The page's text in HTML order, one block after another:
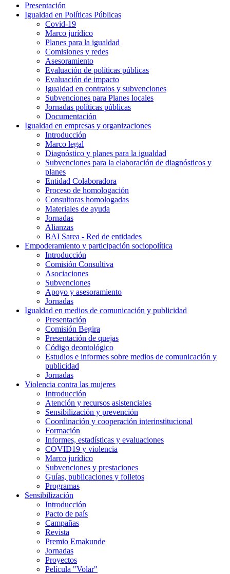
Presentación
Igualdad en Políticas Públicas
Covid-19
Marco jurídico
Planes para la igualdad
Comisiones y redes
Asesoramiento
Evaluación de políticas públicas
Evaluación de impacto
Igualdad en contratos y subvenciones
Subvenciones para Planes locales
Jornadas políticas públicas
Documentación
Igualdad en empresas y organizaciones
Introducción
Marco legal
Diagnóstico y planes para la igualdad
Subvenciones para la elaboración de diagnósticos y
planes
Entidad Colaboradora
Proceso de homologación
Consultoras homologadas
Materiales de ayuda
Jornadas
Alianzas
BAI Sarea - Red de entidades
Empoderamiento y participación sociopolítica
Introducción
Comisión Consultiva
Asociaciones
Subvenciones
Apoyo y asesoramiento
Jornadas
Igualdad en medios de comunicación y publicidad
Presentación
Comisión Begira
Presentación de quejas
Código deontológico
Estudios e informes sobre medios de comunicación y
publicidad
Jornadas
Violencia contra las mujeres
Introducción
Atención y recursos asistenciales
Sensibilización y prevención
Coordinación y cooperación interinstitucional
Formación
Informes, estadísticas y evaluaciones
COVID19 y violencia
Marco jurídico
Subvenciones y prestaciones
Guías, publicaciones y folletos
Programas
Sensibilización
Introducción
Pacto de país
Campañas
Revista
Premio Emakunde
Jornadas
Proyectos
Película "Volar"